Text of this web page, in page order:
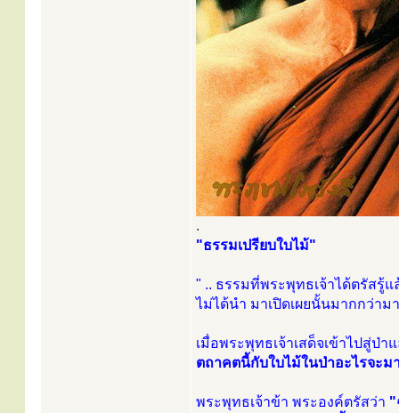
.
"ธรรมเปรียบใบไม้"
" .. ธรรมที่พระพุทธเจ้าได้ตรัสรู้
ไม่ได้นำ มาเปิดเผยนั้นมากกว่าม
เมื่อพระพุทธเจ้าเสด็จเข้าไปสู่ป่า
ตถาคตนี้กับใบไม้ในป่าอะไรจะม
พระพุทธเจ้าข้า พระองค์ตรัสว่า "